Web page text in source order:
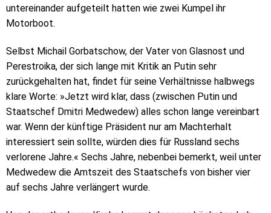
untereinander aufgeteilt hatten wie zwei Kumpel ihr
Motorboot.
Selbst Michail Gorbatschow, der Vater von Glasnost und
Perestroika, der sich lange mit Kritik an Putin sehr
zurückgehalten hat, findet für seine Verhältnisse halbwegs
klare Worte: »Jetzt wird klar, dass (zwischen Putin und
Staatschef Dmitri Medwedew) alles schon lange vereinbart
war. Wenn der künftige Präsident nur am Machterhalt
interessiert sein sollte, würden dies für Russland sechs
verlorene Jahre.« Sechs Jahre, nebenbei bemerkt, weil unter
Medwedew die Amtszeit des Staatschefs von bisher vier
auf sechs Jahre verlängert wurde.